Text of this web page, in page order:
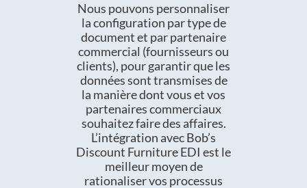
Nous pouvons personnaliser
la configuration par type de
document et par partenaire
commercial (fournisseurs ou
clients), pour garantir que les
données sont transmises de
la manière dont vous et vos
partenaires commerciaux
souhaitez faire des affaires.
L’intégration avec Bob’s
Discount Furniture EDI est le
meilleur moyen de
rationaliser vos processus